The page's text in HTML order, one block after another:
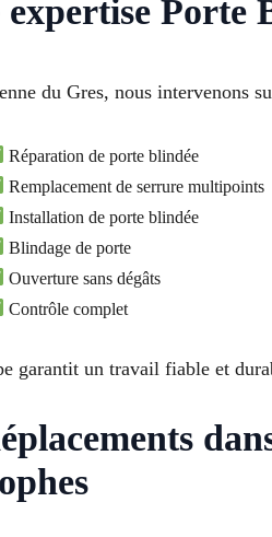
Porte
du Gres, nous intervenons
Réparation de porte blindée
Remplacement de serrure multipoints
Installation de porte blindée
Blindage de porte
Ouverture sans dégâts
Contrôle complet
garantit un travail fiable et